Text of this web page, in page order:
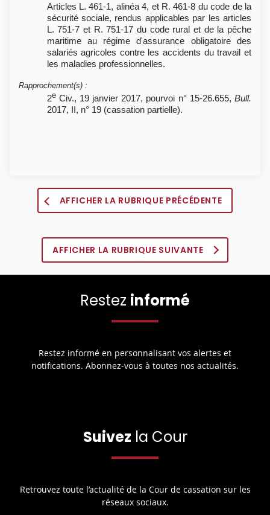
Articles L. 461-1, alinéa 4, et R. 461-8 du code de la
sécurité sociale, rendus applicables par les articles
L. 751-7 et R. 751-17 du code rural et de la pêche
maritime au régime d'assurance obligatoire des
salariés agricoles contre les accidents du travail et
les maladies professionnelles.
Rapprochement(s) :
2eCiv., 19 janvier 2017, pourvoi n° 15-26.655, Bull.
2017, II, n° 19 (cassation partielle).
AFFICHER LA RUBRIQUE PRÉCÉDENTE
AFFICHER LA RUBRIQUE SUIVANTE
Restez informé
Restez informé en personnalisant vos alertes et
notifications. Abonnez-vous à toutes nos actualités.
Suivez la Cour
Retrouvez toute l’actualité de la Cour de cassation sur les
réseaux sociaux.